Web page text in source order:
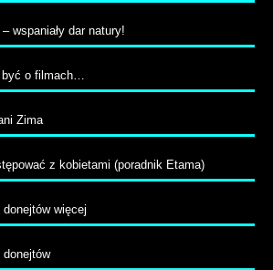
wspaniały dar natury!
być o filmach…
Zima
z kobietami (poradnik Etama)
więcej
donejtów